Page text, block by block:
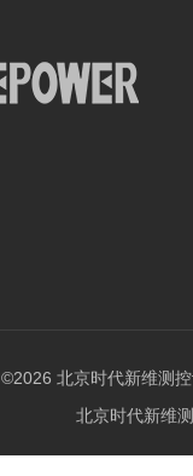
©2026 北京时代新维测
北京时代新维